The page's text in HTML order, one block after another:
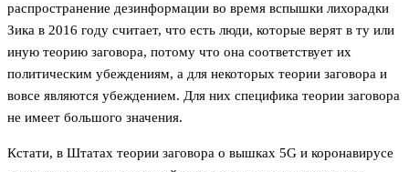
распространение дезинформации во время вспышки лихорадки
Зика в 2016 году считает, что есть люди, которые верят в ту или
иную теорию заговора, потому что она соответствует их
политическим убеждениям, а для некоторых теории заговора и
вовсе являются убеждением. Для них специфика теории заговора
не имеет большого значения.
Кстати, в Штатах теории заговора о вышках 5G и коронавирусе